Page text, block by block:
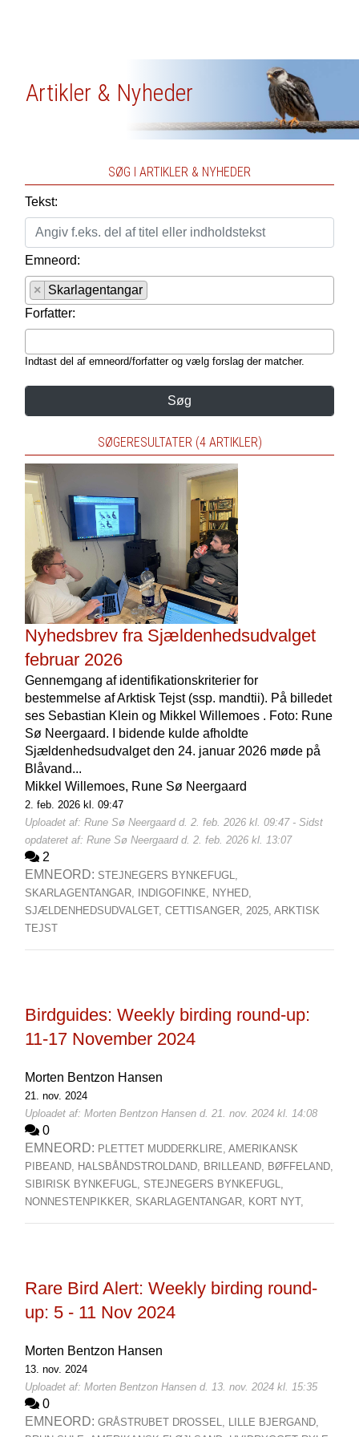
Artikler & Nyheder
SØG I ARTIKLER & NYHEDER
Tekst:
Emneord:
×
Skarlagentangar
Forfatter:
Indtast del af emneord/forfatter og vælg forslag der matcher.
Søg
SØGERESULTATER (4 ARTIKLER)
Nyhedsbrev fra Sjældenhedsudvalget
februar 2026
Gennemgang af identifikationskriterier for
bestemmelse af Arktisk Tejst (ssp. mandtii). På billedet
ses Sebastian Klein og Mikkel Willemoes . Foto: Rune
Sø Neergaard. I bidende kulde afholdte
Sjældenhedsudvalget den 24. januar 2026 møde på
Blåvand...
Mikkel Willemoes, Rune Sø Neergaard
2. feb. 2026 kl. 09:47
Uploadet af: Rune Sø Neergaard d. 2. feb. 2026 kl. 09:47 - Sidst
opdateret af: Rune Sø Neergaard d. 2. feb. 2026 kl. 13:07
2
EMNEORD: STEJNEGERS BYNKEFUGL,
SKARLAGENTANGAR,
INDIGOFINKE, NYHED,
SJÆLDENHEDSUDVALGET, CETTISANGER, 2025, ARKTISK
TEJST
Birdguides: Weekly birding round-up:
11-17 November 2024
Morten Bentzon Hansen
21. nov. 2024
Uploadet af: Morten Bentzon Hansen d. 21. nov. 2024 kl. 14:08
0
EMNEORD: PLETTET MUDDERKLIRE, AMERIKANSK
PIBEAND, HALSBÅNDSTROLDAND, BRILLEAND, BØFFELAND,
SIBIRISK BYNKEFUGL, STEJNEGERS BYNKEFUGL,
NONNESTENPIKKER, SKARLAGENTANGAR, KORT NYT,
Rare Bird Alert: Weekly birding round-
up: 5 - 11 Nov 2024
Morten Bentzon Hansen
13. nov. 2024
Uploadet af: Morten Bentzon Hansen d. 13. nov. 2024 kl. 15:35
0
EMNEORD: GRÅSTRUBET DROSSEL, LILLE BJERGAND,